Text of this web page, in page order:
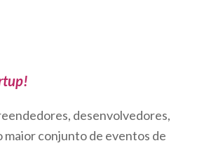
desenvolvedores,
maior conjunto de eventos de